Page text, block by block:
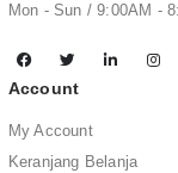
Mon - Sun / 9:00AM -
Account
My Account
Keranjang Belanja